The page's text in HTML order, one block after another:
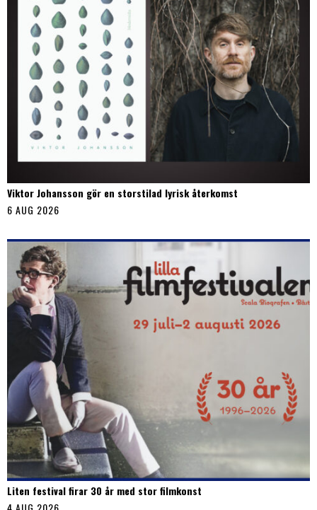
Viktor Johansson gör en storstilad lyrisk återkomst
6 AUG 2026
Liten festival firar 30 år med stor filmkonst